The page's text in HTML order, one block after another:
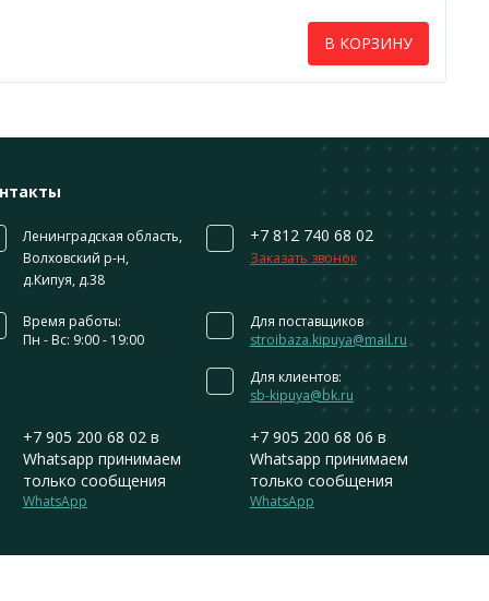
В КОРЗИНУ
Ленинградская область,
Волховский р-н,
д.Кипуя, д.38
+7 812 740 68 02
Заказать звонок
Время работы:
Пн - Вс: 9:00 - 19:00
Для поставщиков
stroibaza.kipuya@mail.ru
Для клиентов:
sb-kipuya@bk.ru
+7 905 200 68 02в
Whatsapp принимаем
только сообщения
WhatsApp
+7 905 200 68 06 в
Whatsapp принимаем
только сообщения
WhatsApp